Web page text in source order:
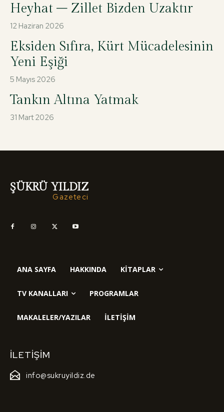
Heyhat – Zillet Bizden Uzaktır
12 Haziran 2026
Eksiden Sıfıra, Kürt Mücadelesinin
Yeni Eşiği
5 Mayıs 2026
Tankın Altına Yatmak
31 Mart 2026
ŞÜKRÜ YILDIZ
Gazeteci
ANA SAYFA HAKKINDA KITAPLAR
TV KANALLARI PROGRAMLAR
MAKALELER/YAZILAR İLETIŞIM
İLETIŞIM
info@sukruyildiz.de